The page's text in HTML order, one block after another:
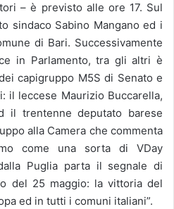
– è previsto alle ore 17. Sul
sindaco Sabino Mangano ed i
di Bari. Successivamente
in Parlamento, tra gli altri è
capigruppo M5S di Senato e
il leccese Maurizio Buccarella,
il trentenne deputato barese
alla Camera che commenta
come una sorta di VDay
Puglia parta il segnale di
del 25 maggio: la vittoria del
ed in tutti i comuni italiani”.